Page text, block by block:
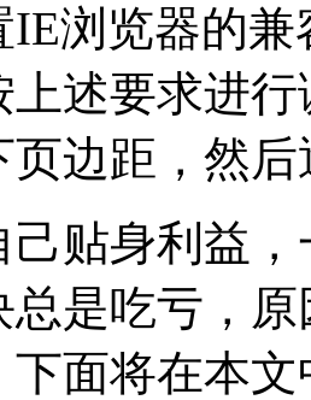
浏览器的兼
述要求进行
页边距，然
己贴身利益
总是吃亏，
下面将在本